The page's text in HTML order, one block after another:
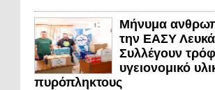
Μήνυμα
την ΕΑΣΥ
Συλλέγουν
υγειονομικό
πυρόπληκτους